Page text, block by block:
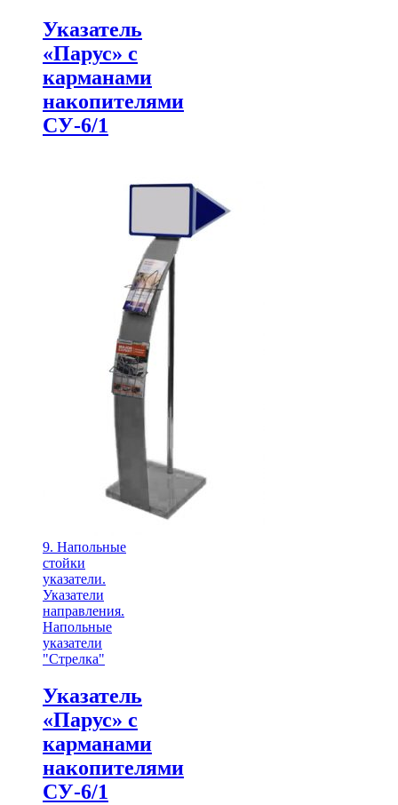
Указатель
«Парус» с
карманами
накопителями
СУ-6/1
9. Напольные
стойки
указатели.
Указатели
направления.
Напольные
указатели
"Стрелка"
Указатель
«Парус» с
карманами
накопителями
СУ-6/1